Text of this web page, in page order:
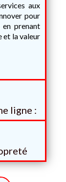
aux
pour
prenant
et la valeur
ligne :